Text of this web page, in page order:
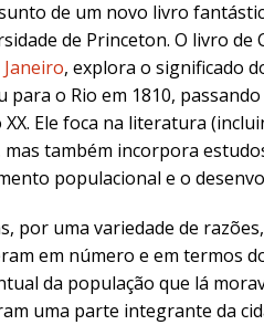
de um novo livro
de Princeton. O livro de
Janeiro, explora o significado
para o Rio em 1810,
XX. Ele foca na literatura
mas também incorpora
populacional e o
por uma variedade de razões,
em número e em termos
da população que lá
uma parte integrante da